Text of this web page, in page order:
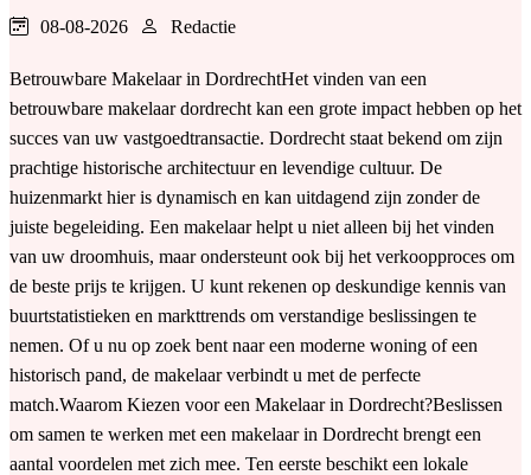
08-08-2026 Redactie
Betrouwbare Makelaar in DordrechtHet vinden van een
betrouwbare makelaar dordrecht kan een grote impact hebben op het
succes van uw vastgoedtransactie. Dordrecht staat bekend om zijn
prachtige historische architectuur en levendige cultuur. De
huizenmarkt hier is dynamisch en kan uitdagend zijn zonder de
juiste begeleiding. Een makelaar helpt u niet alleen bij het vinden
van uw droomhuis, maar ondersteunt ook bij het verkoopproces om
de beste prijs te krijgen. U kunt rekenen op deskundige kennis van
buurtstatistieken en markttrends om verstandige beslissingen te
nemen. Of u nu op zoek bent naar een moderne woning of een
historisch pand, de makelaar verbindt u met de perfecte
match.Waarom Kiezen voor een Makelaar in Dordrecht?Beslissen
om samen te werken met een makelaar in Dordrecht brengt een
aantal voordelen met zich mee. Ten eerste beschikt een lokale